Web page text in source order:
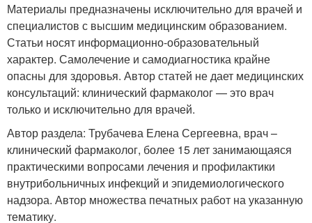
Материалы предназначены исключительно для врачей и
специалистов с высшим медицинским образованием.
Статьи носят информационно-образовательный
характер. Самолечение и самодиагностика крайне
опасны для здоровья. Автор статей не дает медицинских
консультаций: клинический фармаколог — это врач
только и исключительно для врачей.
Автор раздела: Трубачева Елена Сергеевна, врач –
клинический фармаколог, более 15 лет занимающаяся
практическими вопросами лечения и профилактики
внутрибольничных инфекций и эпидемиологического
надзора. Автор множества печатных работ на указанную
тематику.